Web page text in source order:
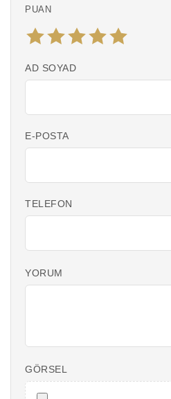
PUAN
AD SOYAD
E-POSTA
TELEFON
YORUM
GÖRSEL